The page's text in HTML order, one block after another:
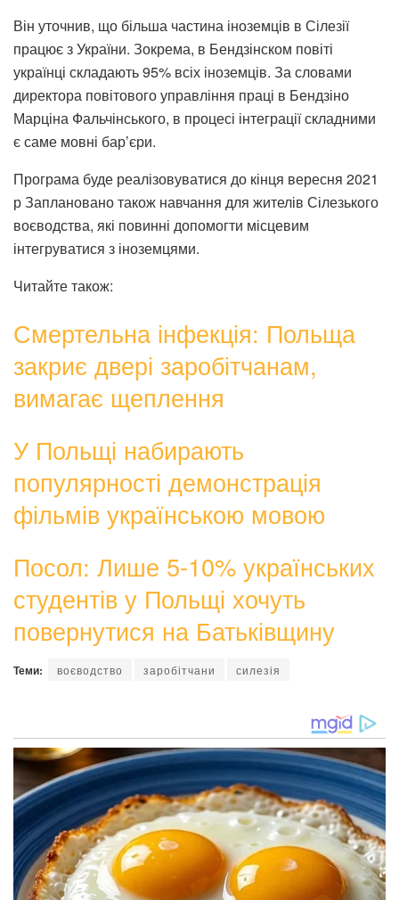
Він уточнив, що більша частина іноземців в Сілезії
працює з України. Зокрема, в Бендзінском повіті
українці складають 95% всіх іноземців. За словами
директора повітового управління праці в Бендзіно
Марціна Фальчінського, в процесі інтеграції складними
є саме мовні бар’єри.
Програма буде реалізовуватися до кінця вересня 2021
р Заплановано також навчання для жителів Сілезького
воєводства, які повинні допомогти місцевим
інтегруватися з іноземцями.
Читайте також:
Смертельна інфекція: Польща
закриє двері заробітчанам,
вимагає щеплення
У Польщі набирають
популярності демонстрація
фільмів українською мовою
Посол: Лише 5-10% українських
студентів у Польщі хочуть
повернутися на Батьківщину
Теми: воєводство заробітчани силезія